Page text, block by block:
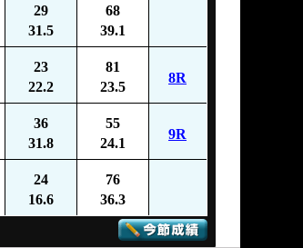
29
31.5
68
39.1
23
22.2
81
23.5
8R
36
31.8
55
24.1
9R
24
16.6
76
36.3